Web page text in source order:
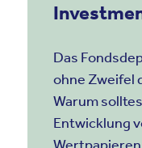
Das
ohne Zweifel
Warum
Entwicklung